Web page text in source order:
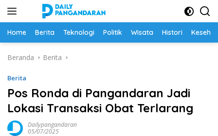
Home Berita Teknologi Politik Wisata Histori
Beranda Berita
Berita
Pos Ronda di Pangandaran Jadi
Lokasi Transaksi Obat Terlarang
Dailypangandaran
05/07/2025